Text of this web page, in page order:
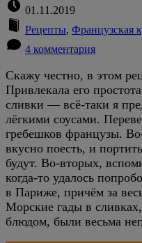
01.11.2019
Рецепты, Французская
4 комментария
Скажу честно, в этом
Привлекала его
сливки — всё-таки я
лёгкими соусами.
гребешков французы.
вкусно поесть, и
будут. Во-вторых,
когда-то удалось
в Париже, причём за
Морские гады в
блюдом, были весьма